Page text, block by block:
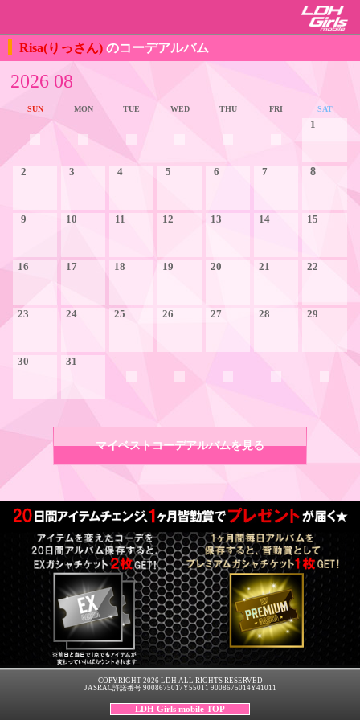
Risa(りっさん) のコーデアルバム
2026 08
SUN MON TUE WED THU FRI SAT
1
2 3 4 5 6 7 8
9 10 11 12 13 14 15
16 17 18 19 20 21 22
23 24 25 26 27 28 29
30 31
マイベストコーデアルバムを見る
COPYRIGHT 2026 LDH ALL RIGHTS RESERVED
JASRAC許諾番号 9008675017Y55011 9008675014Y41011
LDH Girls mobile TOP